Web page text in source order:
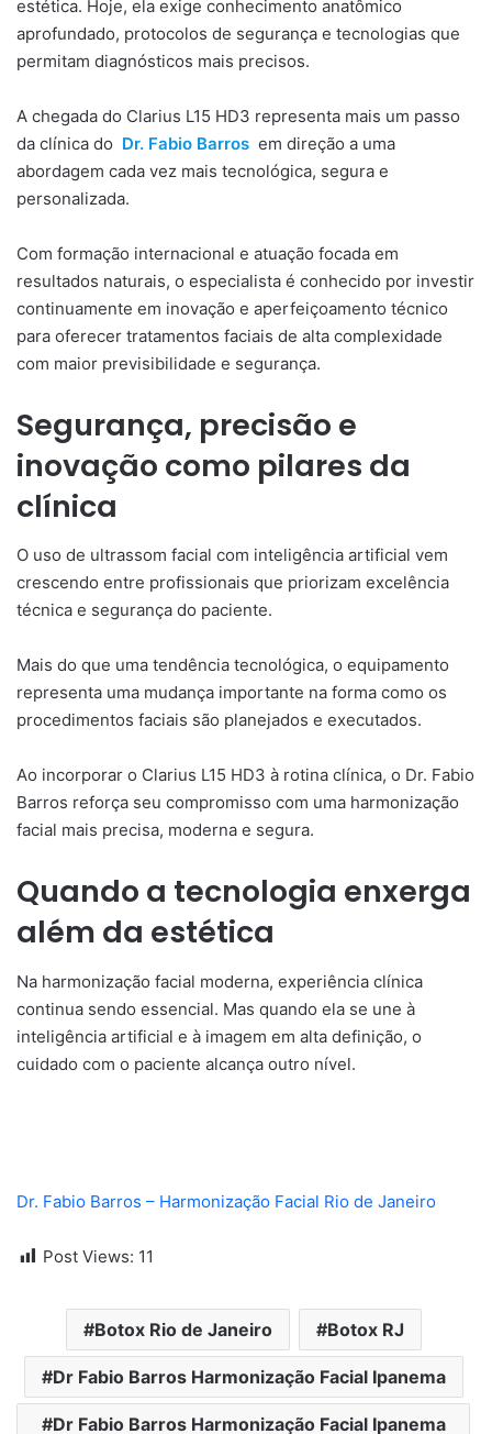
estética. Hoje, ela exige conhecimento anatômico
aprofundado, protocolos de segurança e tecnologias que
permitam diagnósticos mais precisos.
A chegada do Clarius L15 HD3 representa mais um passo
da clínica do Dr. Fabio Barros em direção a uma
abordagem cada vez mais tecnológica, segura e
personalizada.
Com formação internacional e atuação focada em
resultados naturais, o especialista é conhecido por investir
continuamente em inovação e aperfeiçoamento técnico
para oferecer tratamentos faciais de alta complexidade
com maior previsibilidade e segurança.
Segurança, precisão e
inovação como pilares da
clínica
O uso de ultrassom facial com inteligência artificial vem
crescendo entre profissionais que priorizam excelência
técnica e segurança do paciente.
Mais do que uma tendência tecnológica, o equipamento
representa uma mudança importante na forma como os
procedimentos faciais são planejados e executados.
Ao incorporar o Clarius L15 HD3 à rotina clínica, o Dr. Fabio
Barros reforça seu compromisso com uma harmonização
facial mais precisa, moderna e segura.
Quando a tecnologia enxerga
além da estética
Na harmonização facial moderna, experiência clínica
continua sendo essencial. Mas quando ela se une à
inteligência artificial e à imagem em alta definição, o
cuidado com o paciente alcança outro nível.
Dr. Fabio Barros – Harmonização Facial Rio de Janeiro
Post Views: 11
Botox Rio de Janeiro Botox RJ
Dr Fabio Barros Harmonização Facial Ipanema
Dr Fabio Barros Harmonização Facial Ipanema